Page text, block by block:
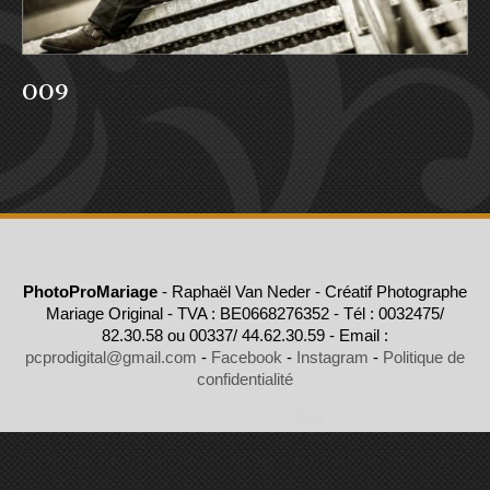
009
PhotoProMariage - Raphaël Van Neder - Créatif Photographe
Mariage Original - TVA : BE0668276352 - Tél : 0032475/
82.30.58 ou 00337/ 44.62.30.59 - Email :
pcprodigital@gmail.com - Facebook - Instagram - Politique de
confidentialité